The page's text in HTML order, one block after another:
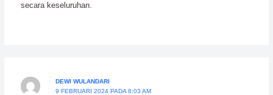
secara keseluruhan.
DEWI WULANDARI
9 FEBRUARI 2024 PADA 8:03 AM